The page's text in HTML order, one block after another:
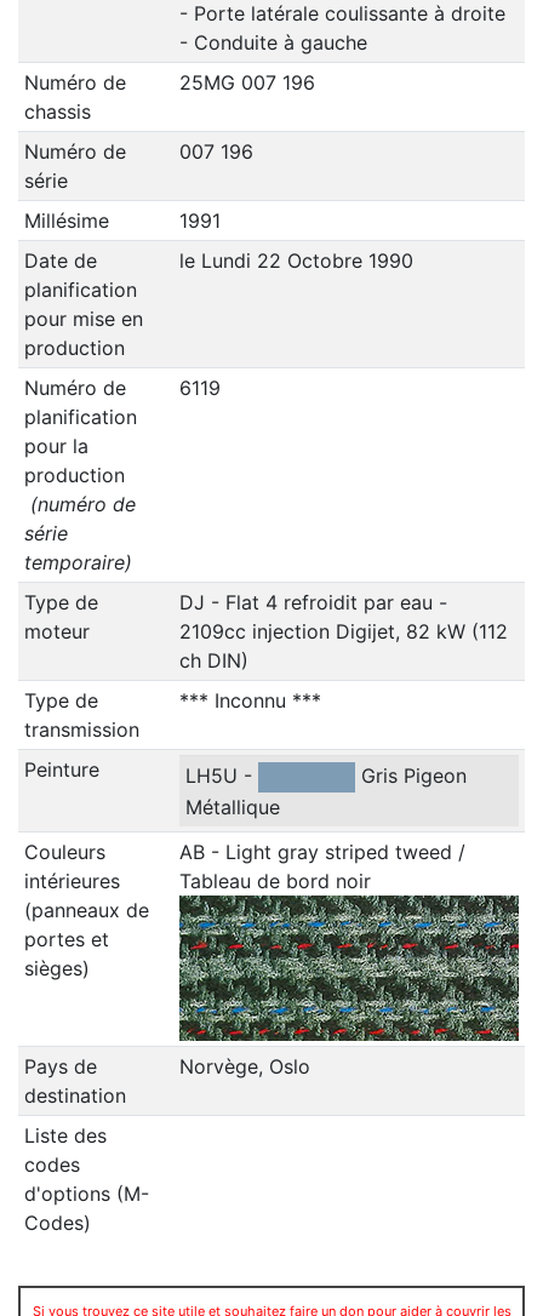
- Porte latérale coulissante à droite
- Conduite à gauche
Numéro de
chassis
25MG 007 196
Numéro de
série
007 196
Millésime
1991
Date de
planification
pour mise en
production
le Lundi 22 Octobre 1990
Numéro de
planification
pour la
production
(numéro de
série
temporaire)
6119
Type de
moteur
DJ - Flat 4 refroidit par eau -
2109cc injection Digijet, 82 kW (112
ch DIN)
Type de
transmission
*** Inconnu ***
Peinture LH5U -
Gris Pigeon
Métallique
Couleurs
intérieures
(panneaux de
portes et
sièges)
AB - Light gray striped tweed /
Tableau de bord noir
Pays de
destination
Norvège, Oslo
Liste des
codes
d'options (M-
Codes)
Si vous trouvez ce site utile et souhaitez faire un don pour aider à couvrir les